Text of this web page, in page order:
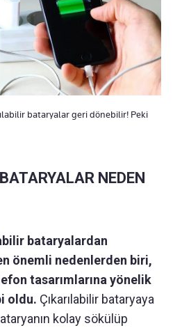
bataryalar geri dönebilir! Peki
NEDEN
bataryalardan
önemli nedenlerden biri,
tasarımlarına yönelik
oldu. Çıkarılabilir bataryaya
kolay sökülüp